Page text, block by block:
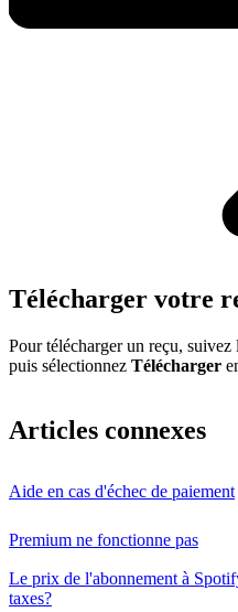
Télécharger votre
Pour télécharger un reçu, suivez
puis sélectionnez Télécharger
Articles connexes
Aide en cas d'échec de paiement
Premium ne fonctionne pas
Le prix de l'abonnement à
taxes?